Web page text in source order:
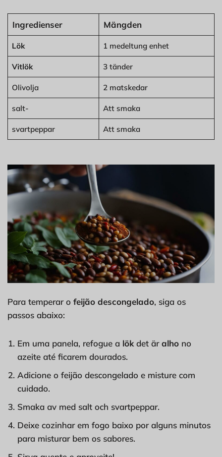
Ingredienser Mängden
Lök 1 medeltung enhet
Vitlök 3 tänder
Olivolja 2 matskedar
salt- Att smaka
svartpeppar Att smaka
Para temperar o feijão descongelado, siga os
passos abaixo:
Em uma panela, refogue a lökdet äralho no
azeite até ficarem dourados.
Adicione o feijão descongelado e misture com
cuidado.
Smaka av med salt och svartpeppar.
Deixe cozinhar em fogo baixo por alguns minutos
para misturar bem os sabores.